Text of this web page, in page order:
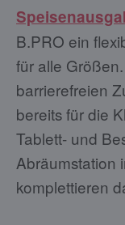
B.PRO ein
für alle
barrierefreien
bereits für die
Tablett- und
Abräumstation
komplettieren